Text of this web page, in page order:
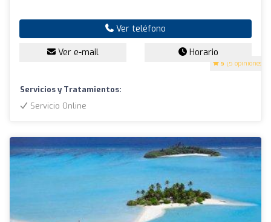
5 (5 opiniones)
Ver teléfono
Ver e-mail Horario
Servicios y Tratamientos:
Servicio Online